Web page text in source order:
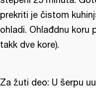
prekriti je čistom
ohladi. Ohlađdnu koru
takk dve kore).
Za žuti deo: U šerpu